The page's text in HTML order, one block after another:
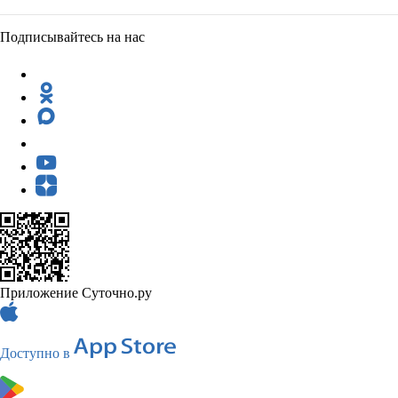
Подписывайтесь на нас
Приложение Суточно.ру
Доступно в